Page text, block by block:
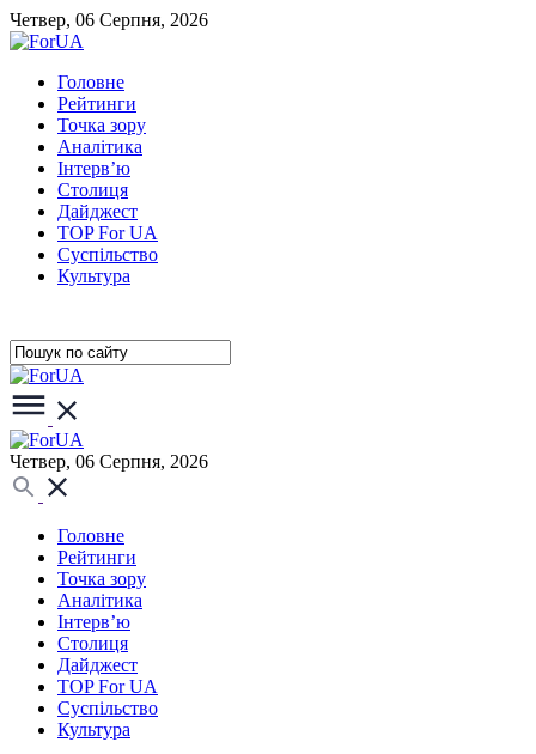
Четвер, 06 Серпня, 2026
Головне
Рейтинги
Точка зору
Аналітика
Інтерв’ю
Столиця
Дайджест
TOP For UA
Суспiльство
Культура
Четвер, 06 Серпня, 2026
Головне
Рейтинги
Точка зору
Аналітика
Інтерв’ю
Столиця
Дайджест
TOP For UA
Суспiльство
Культура